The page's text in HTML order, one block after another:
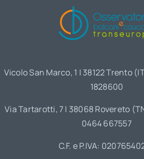
Vicolo San Marco, 1 | 38122 Trento
1828600
Via Tartarotti, 7 | 38068 Rovereto
0464 667557
C.F. e P.IVA: